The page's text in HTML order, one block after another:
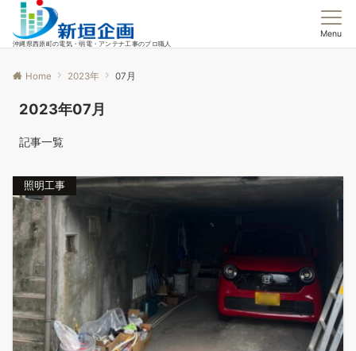
沖縄県西原町の電気・弱電・アンテナ工事のプロ職人
Menu
Home 2023年 07月
2023年07月
記事一覧
照明工事